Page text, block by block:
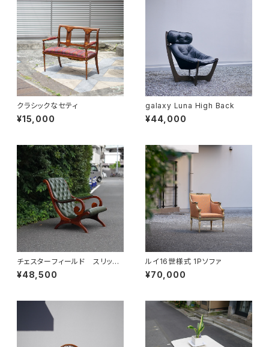
クラシックなセティ
¥15,000
galaxy Luna High Back
¥44,000
チェスターフィールド スリッパ
ーチェア
¥48,500
ルイ16世様式 1Pソファ
¥70,000